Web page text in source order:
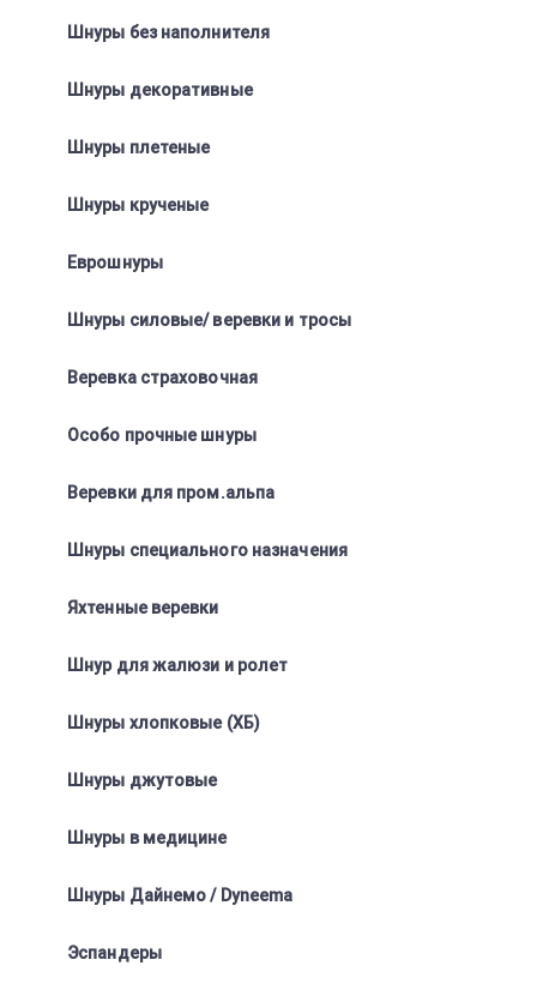
Шнуры без наполнителя
Шнуры декоративные
Шнуры плетеные
Шнуры крученые
Еврошнуры
Шнуры силовые/ веревки и тросы
Веревка страховочная
Особо прочные шнуры
Веревки для пром.альпа
Шнуры специального назначения
Яхтенные веревки
Шнур для жалюзи и ролет
Шнуры хлопковые (ХБ)
Шнуры джутовые
Шнуры в медицине
Шнуры Дайнемо / Dyneema
Эспандеры